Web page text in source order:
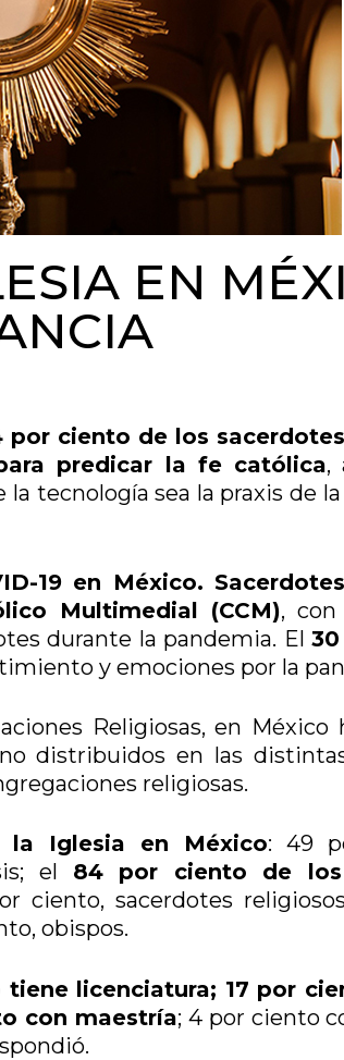
EN
por ciento de los sacerdotes
predicar la fe católica,
tecnología sea la praxis de
19 en México.
Multimedial (CCM),
durante la pandemia. El
y emociones por la
Religiosas, en México
distribuidos en las
religiosas.
la Iglesia en México: 49
el 84 por ciento de los
ciento, sacerdotes
obispos.
licenciatura; 17 por
con maestría; 4 por ciento